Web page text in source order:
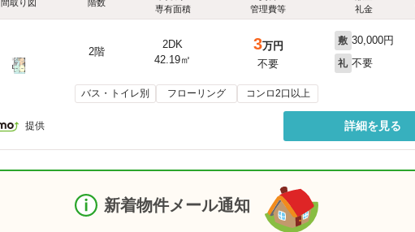
間取り図 階数
専有面積
管理費等
礼金
2階
2DK
42.19㎡
3万円
不要
敷 30,000円
礼 不要
バス・トイレ別 フローリング コンロ2口以上
提供 詳細を見る
新着物件メール通知